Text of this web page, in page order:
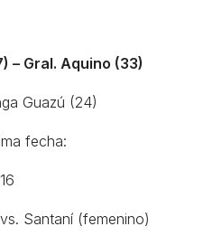
– Gral. Aquino (33)
Guazú (24)
fecha:
Santaní (femenino)